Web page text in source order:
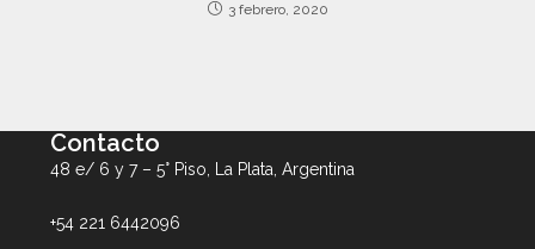
3 febrero, 2020
Contacto
48 e/ 6 y 7 – 5° Piso, La Plata, Argentina
+54 221 6442096